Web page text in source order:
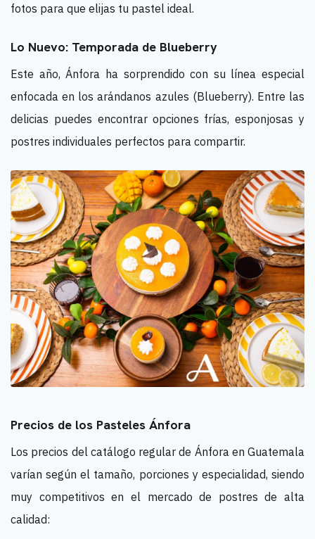
fotos para que elijas tu pastel ideal.
Lo Nuevo: Temporada de Blueberry
Este año, Ánfora ha sorprendido con su línea especial
enfocada en los arándanos azules (Blueberry). Entre las
delicias puedes encontrar opciones frías, esponjosas y
postres individuales perfectos para compartir.
Precios de los Pasteles Ánfora
Los precios del catálogo regular de Ánfora en Guatemala
varían según el tamaño, porciones y especialidad, siendo
muy competitivos en el mercado de postres de alta
calidad: